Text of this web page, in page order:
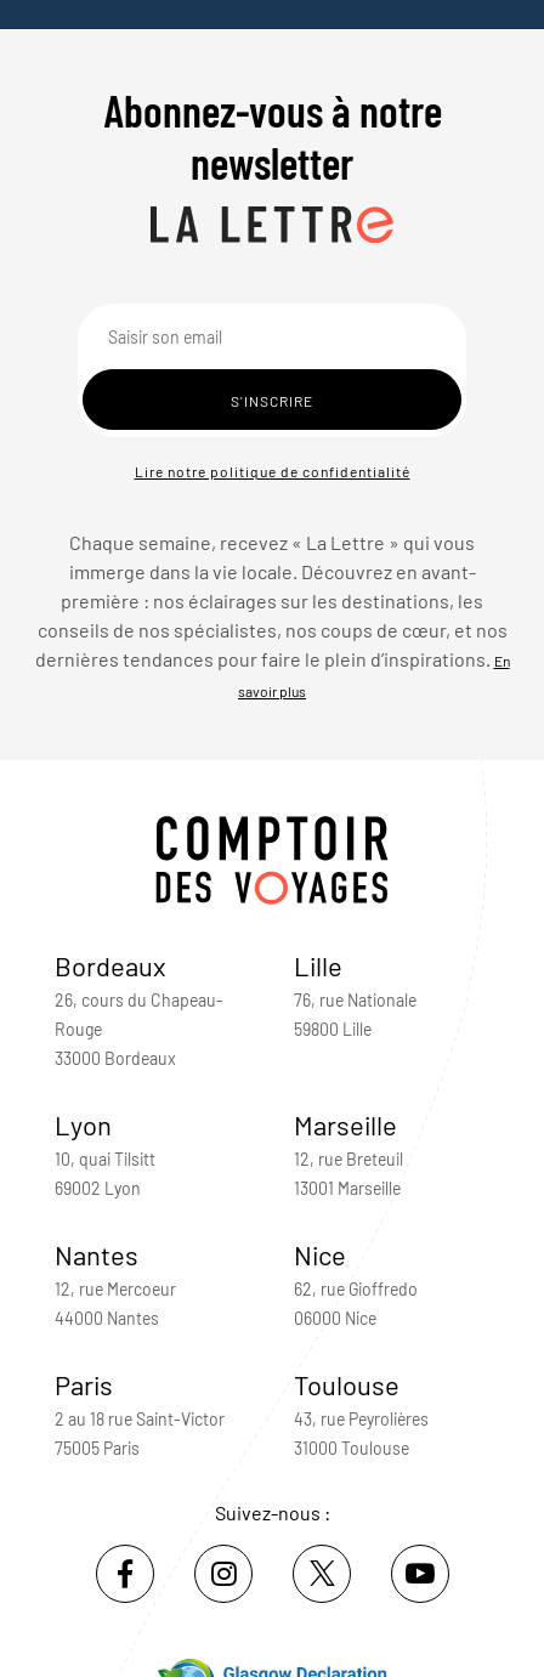
Abonnez-vous à notre
newsletter
Lire notre politique de confidentialité
Chaque semaine, recevez « La Lettre » qui vous
immerge dans la vie locale. Découvrez en avant-
première : nos éclairages sur les destinations, les
conseils de nos spécialistes, nos coups de cœur, et nos
dernières tendances pour faire le plein d’inspirations.
En
savoir plus
Bordeaux
26, cours du Chapeau-
Rouge
33000 Bordeaux
Lille
76, rue Nationale
59800 Lille
Lyon
10, quai Tilsitt
69002 Lyon
Marseille
12, rue Breteuil
13001 Marseille
Nantes
12, rue Mercoeur
44000 Nantes
Nice
62, rue Gioffredo
06000 Nice
Paris
2 au 18 rue Saint-Victor
75005 Paris
Toulouse
43, rue Peyrolières
31000 Toulouse
Suivez-nous :